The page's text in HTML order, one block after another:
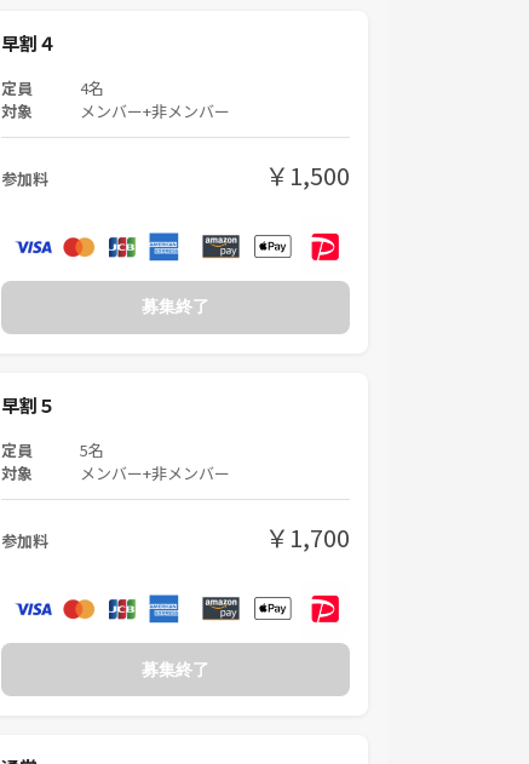
早割４
定員 4名
対象
メンバー+非メンバー
参加料 ￥1,500
募集終了
早割５
定員 5名
対象 メンバー+非メンバー
参加料 ￥1,700
募集終了